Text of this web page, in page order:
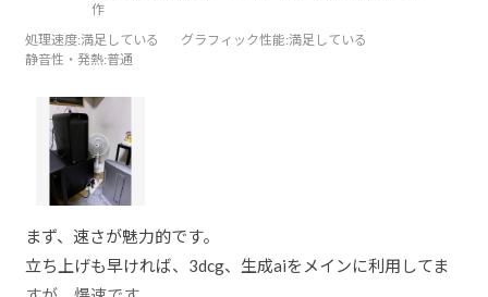
作
処理速度:満足している グラフィック性能:満足している
静音性・発熱:普通
まず、速さが魅力的です。
立ち上げも早ければ、3dcg、生成aiをメインに利用してま